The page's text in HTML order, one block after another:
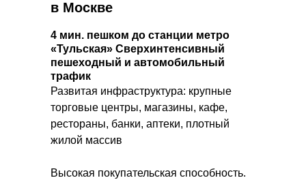
в Москве
Развитая инфраструктура: крупные
торговые центры, магазины, кафе,
рестораны, банки, аптеки, плотный
жилой массив
Высокая покупательская способность.
4 мин. пешком до станции метро
«Тульская» Сверхинтенсивный
пешеходный и автомобильный
трафик